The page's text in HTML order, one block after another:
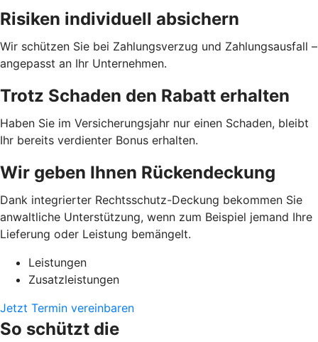
Risiken individuell absichern
Wir schützen Sie bei Zahlungsverzug und Zahlungsausfall –
angepasst an Ihr Unternehmen.
Trotz Schaden den Rabatt erhalten
Haben Sie im Versicherungsjahr nur einen Schaden, bleibt
Ihr bereits verdienter Bonus erhalten.
Wir geben Ihnen Rückendeckung
Dank integrierter Rechtsschutz-Deckung bekommen Sie
anwaltliche Unterstützung, wenn zum Beispiel jemand Ihre
Lieferung oder Leistung bemängelt.
Leistungen
Zusatzleistungen
Jetzt Termin vereinbaren
So schützt die